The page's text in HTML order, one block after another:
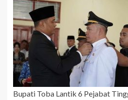
Bupati Toba Lantik 6 Pejabat